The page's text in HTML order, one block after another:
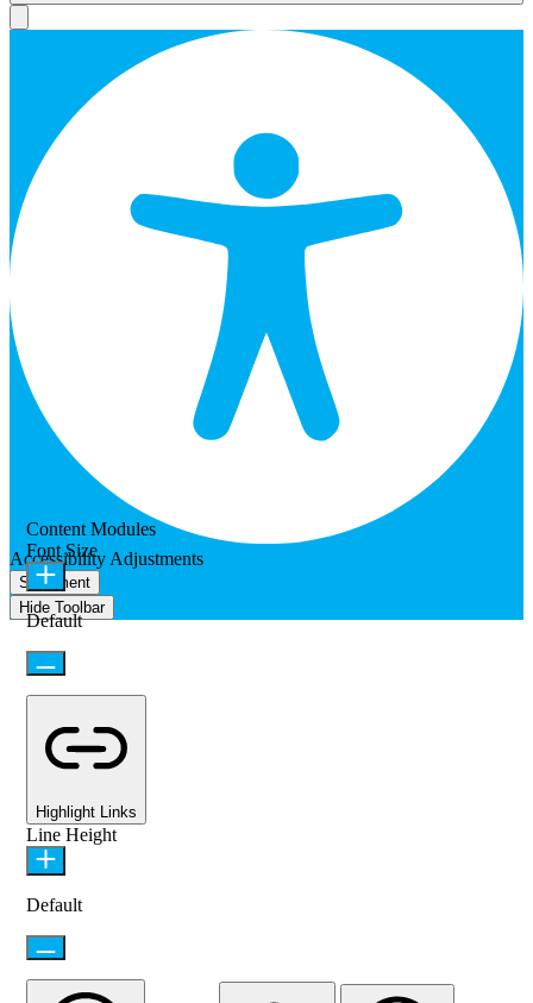
Accessibility Adjustments
Statement
Hide Toolbar
Content Modules
Font Size
Default
Highlight Links
Line Height
Default